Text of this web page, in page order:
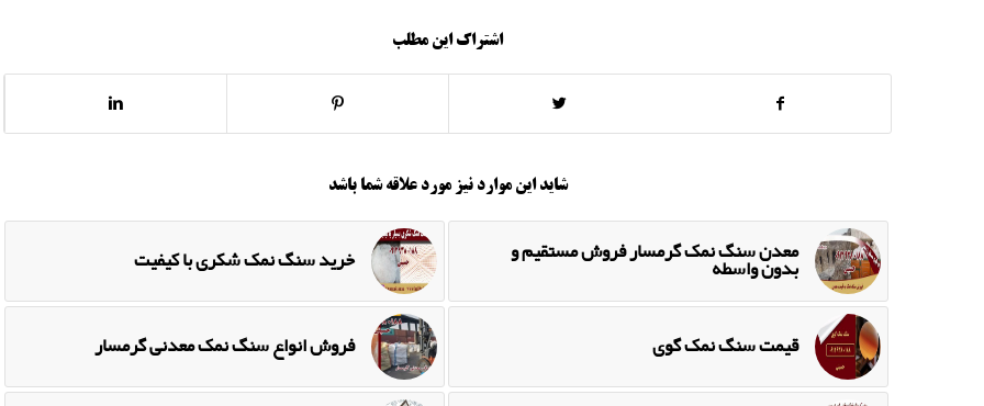
اشتراک این مطلب
شاید این موارد نیز مورد علاقه شما باشد
خرید سنگ نمک شکری با کیفیت معدن سنگ نمک گرمسار فروش مستقیم و
بدون واسطه
فروش انواع سنگ نمک معدنی گرمسار قیمت سنگ نمک گوی